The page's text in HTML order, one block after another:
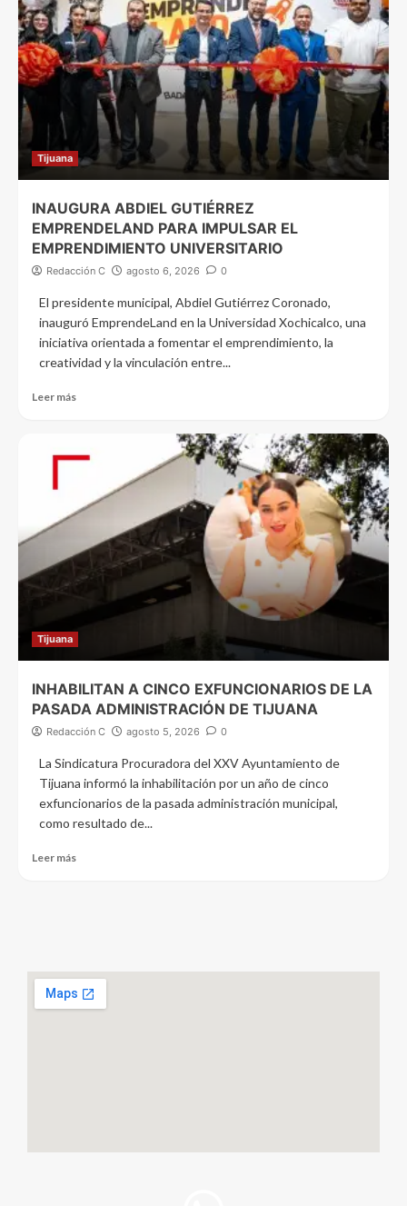
Tijuana
INAUGURA ABDIEL GUTIÉRREZ
EMPRENDELAND PARA IMPULSAR EL
EMPRENDIMIENTO UNIVERSITARIO
Redacción C agosto 6, 2026 0
El presidente municipal, Abdiel Gutiérrez Coronado,
inauguró EmprendeLand en la Universidad Xochicalco, una
iniciativa orientada a fomentar el emprendimiento, la
creatividad y la vinculación entre...
Leer más
Tijuana
INHABILITAN A CINCO EXFUNCIONARIOS DE LA
PASADA ADMINISTRACIÓN DE TIJUANA
Redacción C agosto 5, 2026 0
La Sindicatura Procuradora del XXV Ayuntamiento de
Tijuana informó la inhabilitación por un año de cinco
exfuncionarios de la pasada administración municipal,
como resultado de...
Leer más